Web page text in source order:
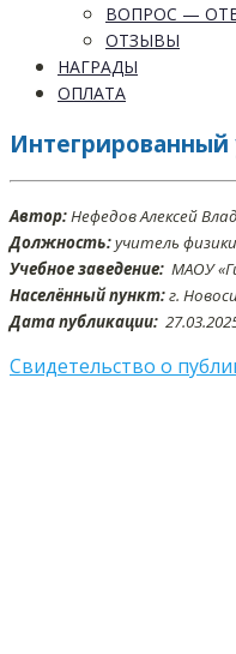
ВОПРОС —
ОТЗЫВЫ
НАГРАДЫ
ОПЛАТА
Интегрированный
Автор:Нефедов Алексей
Должность:учитель физики
Учебное заведение: МАОУ
Населённый пункт:г.
Дата публикации:
Свидетельство о